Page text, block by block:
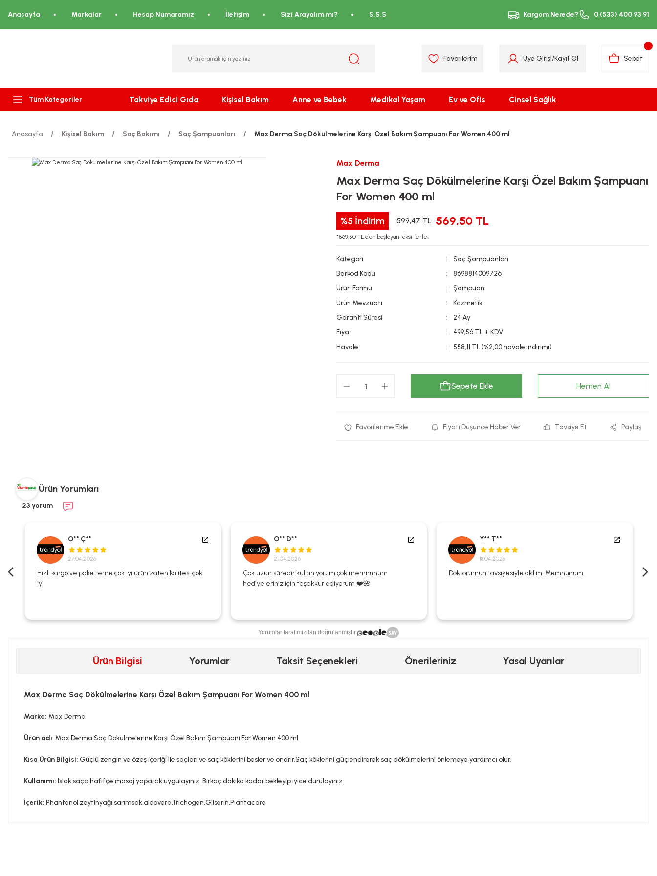
Anasayfa Markalar Hesap Numaramız İletişim Sizi Arayalım mı? S.S.S Kargom Nerede? 0 (533) 400 93 91
Favorilerim Üye Girişi/Kayıt Ol Sepet
Tüm Kategoriler Takviye Edici Gıda Kişisel Bakım Anne ve Bebek Medikal Yaşam Ev ve Ofis Cinsel Sağlık
Anasayfa Kişisel Bakım Saç Bakımı Saç Şampuanları Max Derma Saç Dökülmelerine Karşı Özel Bakım Şampuanı For Women 400 ml
Max Derma
Max Derma Saç Dökülmelerine Karşı Özel Bakım Şampuanı
For Women 400 ml
%5 İndirim 599,47 TL 569,50 TL
*569,50 TL den başlayan taksitlerle!
Kategori
Saç Şampuanları
Barkod Kodu
8698814009726
Ürün Formu
Şampuan
Ürün Mevzuatı
Kozmetik
Garanti Süresi
24 Ay
Fiyat
499,56 TL + KDV
Havale
558,11 TL (%2,00 havale indirimi)
Sepete Ekle Hemen Al
Fiyatı Düşünce Haber Ver Tavsiye Et Paylaş
Ürün Yorumları
23 yorum
O** Ç**
27.04.2026
Hızlı kargo ve paketleme çok iyi ürün zaten kalitesi çok
iyi
O** D**
21.04.2026
Çok uzun süredir kullanıyorum çok memnunum
hediyeleriniz için teşekkür ediyorum ❤️🌺
Y** T**
18.04.2026
Doktorumun tavsiyesiyle aldım. Memnunum.
Yorumlar tarafımızdan doğrulanmıştır.
Ürün Bilgisi Yorumlar Taksit Seçenekleri Önerileriniz Yasal Uyarılar
Max Derma Saç Dökülmelerine Karşı Özel Bakım Şampuanı For Women 400 ml
Marka: Max Derma
Ürün adı: Max Derma Saç Dökülmelerine Karşı Özel Bakım Şampuanı For Women 400 ml
Kısa Ürün Bilgisi: Güçlü zengin ve özeş içeriği ile saçları ve saç köklerini besler ve onarır.Saç köklerini güçlendirerek saç dökülmelerini önlemeye yardımcı olur.
Kullanımı: Islak saça hafifçe masaj yaparak uygulayınız. Birkaç dakika kadar bekleyip iyice durulayınız.
İçerik: Phantenol,zeytinyağı,sarımsak,aleovera,trichogen,Gliserin,Plantacare